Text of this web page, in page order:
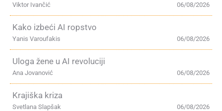
06/08/2026
Viktor Ivančić
Kako izbeći AI ropstvo
06/08/2026
Yanis Varoufakis
Uloga žene u AI revoluciji
06/08/2026
Ana Jovanović
Krajiška kriza
06/08/2026
Svetlana Slapšak